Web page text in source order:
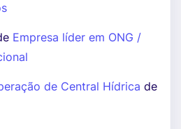
Empresa líder em ONG /
de Central Hídrica de